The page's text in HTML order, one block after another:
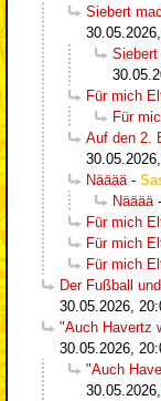
Siebert
Siebert
Für mich
Für
Auf den 2.
Nääää -
Nääää -
Für mich
Für mich
Für mich
Der Fußball
30.05.2026,
"Auch Havertz
30.05.2026,
"Auch